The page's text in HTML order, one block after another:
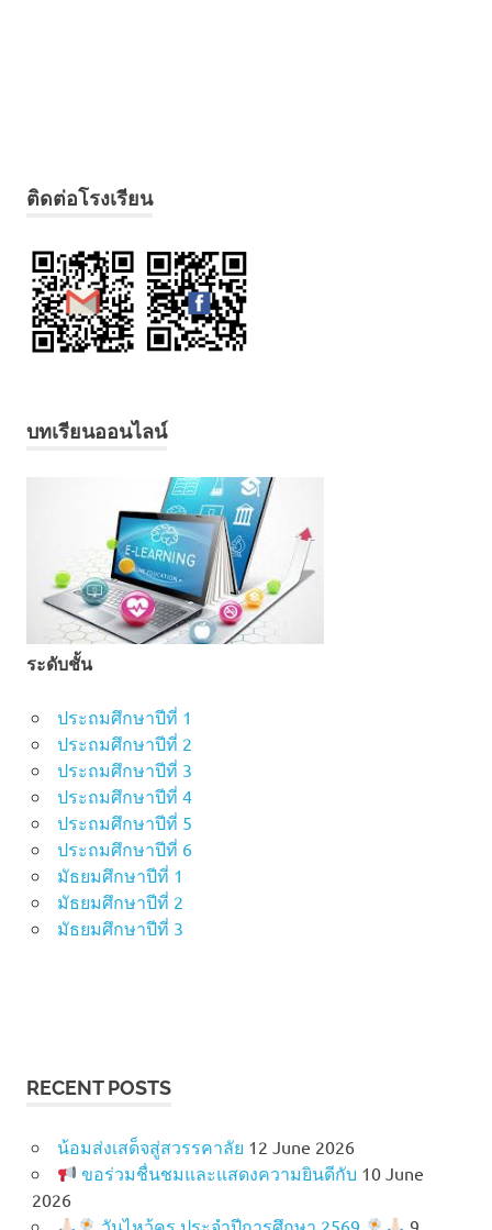
ติดต่อโรงเรียน
บทเรียนออนไลน์
ระดับชั้น
ประถมศึกษาปีที่ 1
ประถมศึกษาปีที่ 2
ประถมศึกษาปีที่ 3
ประถมศึกษาปีที่ 4
ประถมศึกษาปีที่ 5
ประถมศึกษาปีที่ 6
มัธยมศึกษาปีที่ 1
มัธยมศึกษาปีที่ 2
มัธยมศึกษาปีที่ 3
RECENT POSTS
น้อมส่งเสด็จสู่สวรรคาลัย 12 June 2026
ขอร่วมชื่นชมและแสดงความยินดีกับ 10 June
2026